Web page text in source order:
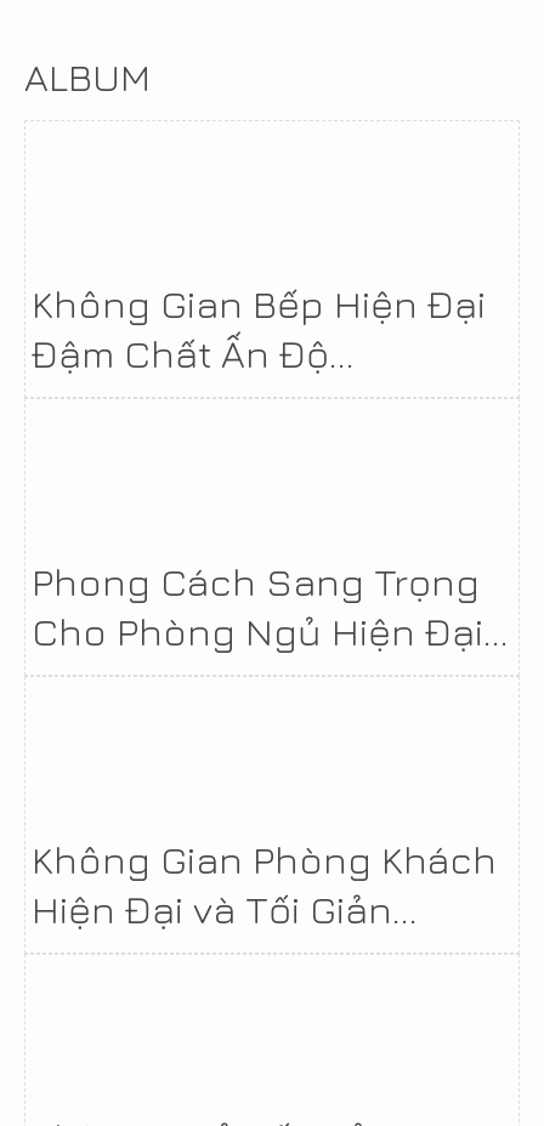
ALBUM
Không Gian Bếp Hiện Đại
Đậm Chất Ấn Độ...
Phong Cách Sang Trọng
Cho Phòng Ngủ Hiện Đại...
Không Gian Phòng Khách
Hiện Đại và Tối Giản...